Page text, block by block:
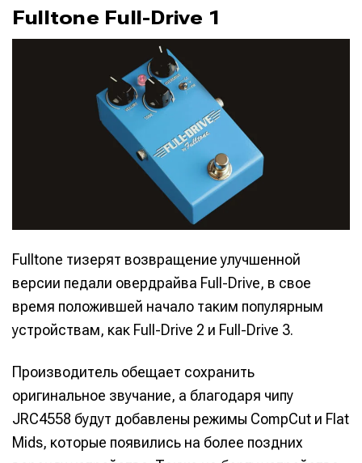
Fulltone Full-Drive 1
Fulltone тизерят возвращение улучшенной
версии педали овердрайва Full-Drive, в свое
время положившей начало таким популярным
устройствам, как Full-Drive 2 и Full-Drive 3.
Производитель обещает сохранить
оригинальное звучание, а благодаря чипу
JRC4558 будут добавлены режимы CompCut и Flat
Mids, которые появились на более поздних